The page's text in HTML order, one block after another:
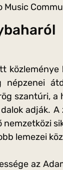
Music
szantúri, a
adják.
lemezei
az